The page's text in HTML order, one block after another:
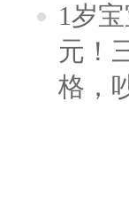
1岁
元！
格，